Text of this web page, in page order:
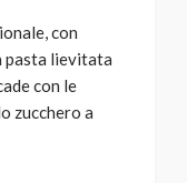
con
pasta lievitata
con le
zucchero a